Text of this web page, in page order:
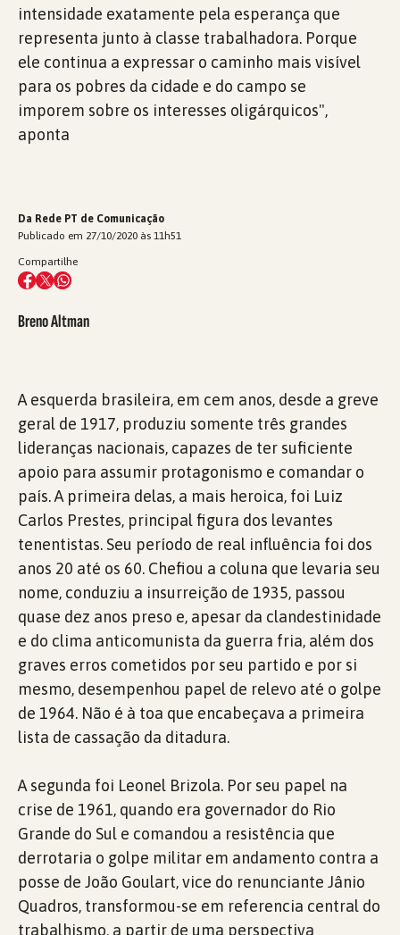
intensidade exatamente pela esperança que
representa junto à classe trabalhadora. Porque
ele continua a expressar o caminho mais visível
para os pobres da cidade e do campo se
imporem sobre os interesses oligárquicos",
aponta
Da Rede PT de Comunicação
Publicado em 27/10/2020 às 11h51
Compartilhe
Breno Altman
A esquerda brasileira, em cem anos, desde a greve
geral de 1917, produziu somente três grandes
lideranças nacionais, capazes de ter suficiente
apoio para assumir protagonismo e comandar o
país. A primeira delas, a mais heroica, foi Luiz
Carlos Prestes, principal figura dos levantes
tenentistas. Seu período de real influência foi dos
anos 20 até os 60. Chefiou a coluna que levaria seu
nome, conduziu a insurreição de 1935, passou
quase dez anos preso e, apesar da clandestinidade
e do clima anticomunista da guerra fria, além dos
graves erros cometidos por seu partido e por si
mesmo, desempenhou papel de relevo até o golpe
de 1964. Não é à toa que encabeçava a primeira
lista de cassação da ditadura.
A segunda foi Leonel Brizola. Por seu papel na
crise de 1961, quando era governador do Rio
Grande do Sul e comandou a resistência que
derrotaria o golpe militar em andamento contra a
posse de João Goulart, vice do renunciante Jânio
Quadros, transformou-se em referencia central do
trabalhismo, a partir de uma perspectiva